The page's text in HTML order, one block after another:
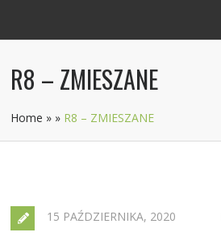
R8 – ZMIESZANE
Home » » R8 – ZMIESZANE
15 PAŹDZIERNIKA, 2020